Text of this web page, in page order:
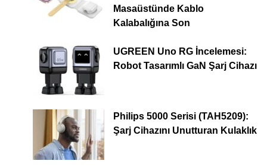
Masaüstünde Kablo
Kalabalığına Son
UGREEN Uno RG İncelemesi:
Robot Tasarımlı GaN Şarj Cihazı
Philips 5000 Serisi (TAH5209):
Şarj Cihazını Unutturan Kulaklık